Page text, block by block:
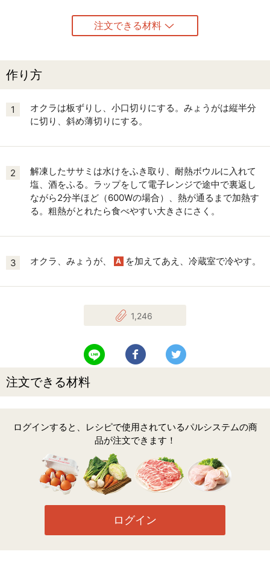
注文できる材料
作り方
1
オクラは板ずりし、小口切りにする。みょうがは縦半分
に切り、斜め薄切りにする。
2
解凍したササミは水けをふき取り、耐熱ボウルに入れて
塩、酒をふる。ラップをして電子レンジで途中で裏返し
ながら2分半ほど（600Wの場合）、熱が通るまで加熱す
る。粗熱がとれたら食べやすい大きさにさく。
3 オクラ、みょうが、 A を加えてあえ、冷蔵室で冷やす。
1,246
LINEで送る Facebookでシェアする
注文できる材料
ログインすると、レシピで使用されているパルシステムの商
品が注文できます！
ログイン